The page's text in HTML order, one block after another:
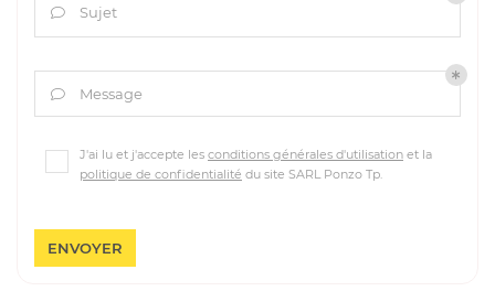
 Sujet
 Message
J'ai lu et j'accepte les conditions générales d'utilisation et la
politique de confidentialité du site SARL Ponzo Tp.
ENVOYER